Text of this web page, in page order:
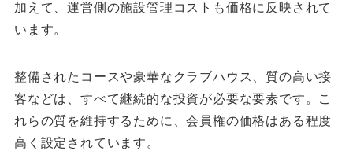
加えて、運営側の施設管理コストも価格に反映されて
います。
整備されたコースや豪華なクラブハウス、質の高い接
客などは、すべて継続的な投資が必要な要素です。こ
れらの質を維持するために、会員権の価格はある程度
高く設定されています。